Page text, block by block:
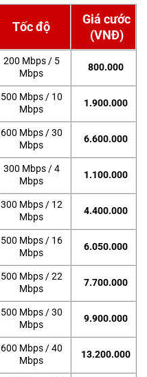
Tốc độ
Giá cước
(VNĐ)
200 Mbps / 5
Mbps
800.000
500 Mbps / 10
Mbps
1.900.000
600 Mbps / 30
Mbps
6.600.000
300 Mbps / 4
Mbps
1.100.000
300 Mbps / 12
Mbps
4.400.000
500 Mbps / 16
Mbps
6.050.000
500 Mbps / 22
Mbps
7.700.000
500 Mbps / 30
Mbps
9.900.000
600 Mbps / 40
Mbps
13.200.000